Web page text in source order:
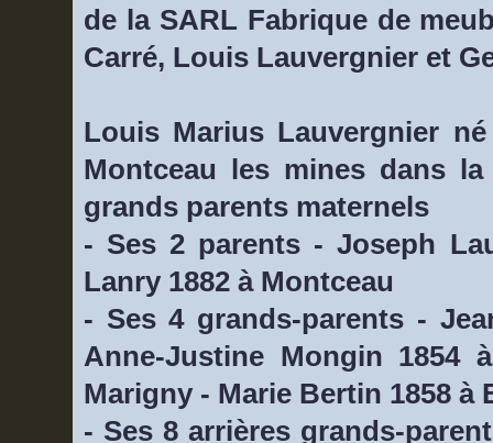
de la SARL Fabrique de
Carré, Louis Lauvergnier et
Louis Marius Lauvergnier
Montceau les mines dans
grands parents maternels
- Ses 2 parents - Joseph
Lanry 1882 à Montceau
- Ses 4 grands-parents -
Anne-Justine Mongin
Marigny - Marie Bertin 1858 à
- Ses 8 arrières grands-